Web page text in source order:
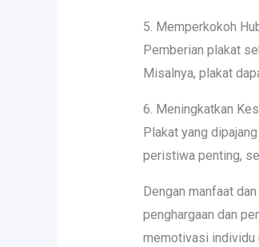
5. Memperkokoh
Pemberian plakat
Misalnya, plakat
6. Meningkatkan
Plakat yang
peristiwa penting,
Dengan manfaat
penghargaan dan
memotivasi individu